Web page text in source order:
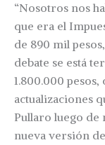
“Nosotros nos
que era el
de 890 mil
debate se está
1.800.000
actualizaciones
Pullaro luego de
nueva versión